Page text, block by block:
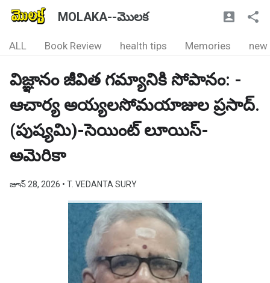
MOLAKA--మొలక
ALL Book Review health tips Memories new
విజ్ఞానం జీవిత గమ్యానికి సోపానం: -
ఆచార్య అయ్యలసోమయాజుల ప్రసాద్.
(పుష్యమి)-సెయింట్ లూయిస్-
అమెరికా
జూన్ 28, 2026 • T. VEDANTA SURY